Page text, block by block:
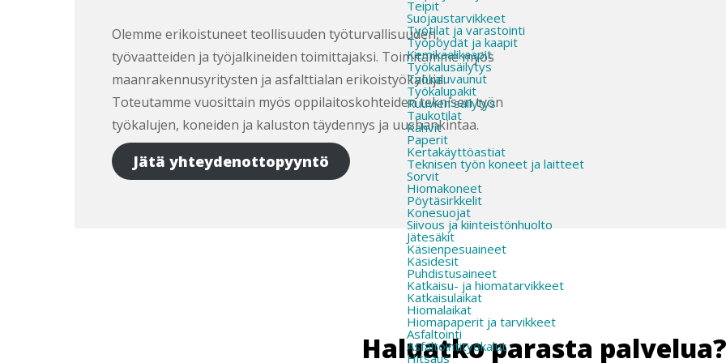
Teipit
Suojaustarvikkeet
Työtilat ja varastointi
Työpöydät ja kaapit
Kemikaalikaapit
Työkalusäilytys
Työkaluvaunut
Työkalupakit
Ruuvien säilytys
Taukotilat
Kahvit
Paperit
Kertakäyttöastiat
Teknisen työn koneet ja laitteet
Sorvit
Hiomakoneet
Pöytäsirkkelit
Konesuojat
Siivous ja kiinteistönhuolto
Jätesäkit
Käsienpesuaineet
Käsidesit
Puhdistusaineet
Katkaisu- ja hiomatarvikkeet
Katkaisulaikat
Hiomalaikat
Hiomapaperit ja tarvikkeet
Asfaltointi
Asfaltointityökalut
Hitsaus
Olemme erikoistuneet teollisuuden työturvallisuuden,
työvaatteiden ja työjalkineiden toimittajaksi. Toimitamme myös
maanrakennusyritysten ja asfalttialan erikoistyökaluja.
Toteutamme vuosittain myös oppilaitoskohteiden teknisen työn
työkalujen, koneiden ja kaluston täydennys ja uushankintaa.
Jätä yhteydenottopyyntö
Haluatko parasta palvelua?